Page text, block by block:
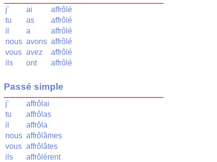
j' ai
affrôlé
tu
as
affrôlé
il
a
affrôlé
nous avons affrôlé
vous avez
affrôlé
ils
ont affrôlé
Passé simple
j'
affrôlai
tu
affrôlas
il
affrôla
nous affrôlâmes
vous affrôlâtes
ils
affrôlèrent